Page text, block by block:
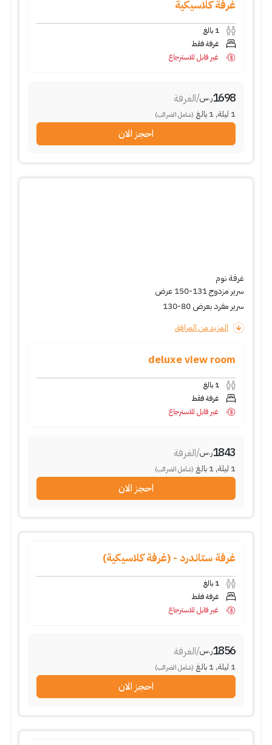
غرفة كلاسيكية
1 بالغ
غرفة فقط
غير قابل للاسترجاع
1698ر.س/الغرفة
1 ليلة,
1 بالغ (شامل الضرائب)
احجز الان
غرفة نوم
سرير مزدوج 131-150 عرض
سرير مفرد بعرض 80-130
المزيد من المرافق
deluxe view room
1 بالغ
غرفة فقط
غير قابل للاسترجاع
1843ر.س/الغرفة
1 ليلة,
1 بالغ (شامل الضرائب)
احجز الان
غرفة ستاندرد - (غرفة كلاسيكية)
1 بالغ
غرفة فقط
غير قابل للاسترجاع
1856ر.س/الغرفة
1 ليلة,
1 بالغ (شامل الضرائب)
احجز الان